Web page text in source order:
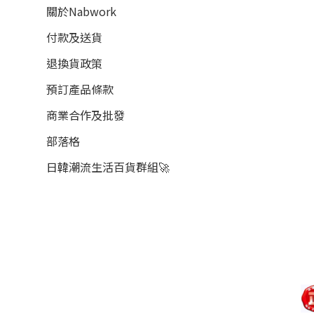
關於Nabwork
付款及送貨
退換貨政策
預訂產品條款
商業合作及批發
部落格
日韓潮流生活百貨群組🚀